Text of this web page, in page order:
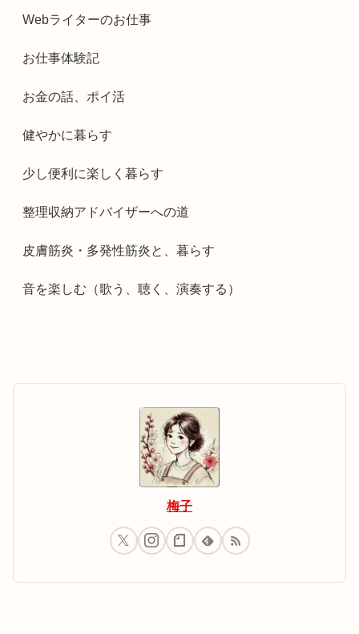
Webライターのお仕事
お仕事体験記
お金の話、ポイ活
健やかに暮らす
少し便利に楽しく暮らす
整理収納アドバイザーへの道
皮膚筋炎・多発性筋炎と、暮らす
音を楽しむ（歌う、聴く、演奏する）
梅子